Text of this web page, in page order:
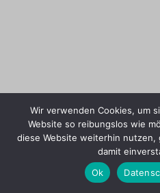
Wir verwenden Cookies, um
Website so reibungslos wie
diese Website weiterhin nutzen,
damit
Ok